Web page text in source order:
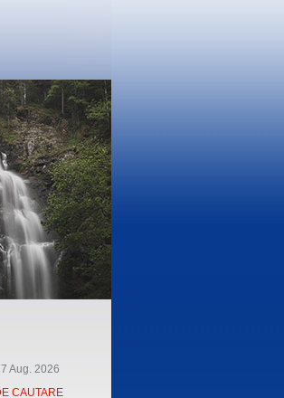
Aug. 2026
CAUTARE